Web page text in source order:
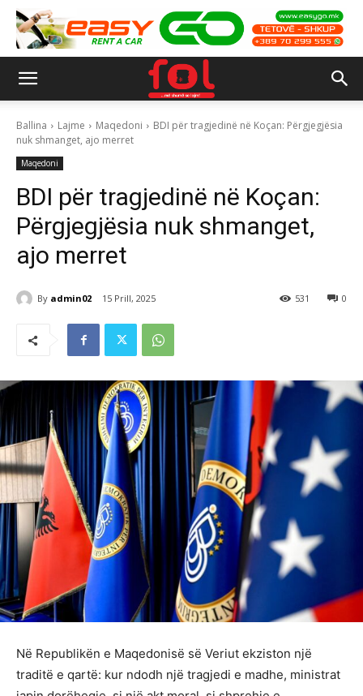
Ballina Lajme Maqedoni
BDI për tragjedinë në Koçan: Përgjegjësia
nuk shmanget, ajo merret
Maqedoni
BDI për tragjedinë në Koçan:
Përgjegjësia nuk shmanget,
ajo merret
By admin02 15 Prill, 2025 0
531
Në Republikën e Maqedonisë së Veriut ekziston një
traditë e qartë: kur ndodh një tragjedi e madhe, ministrat